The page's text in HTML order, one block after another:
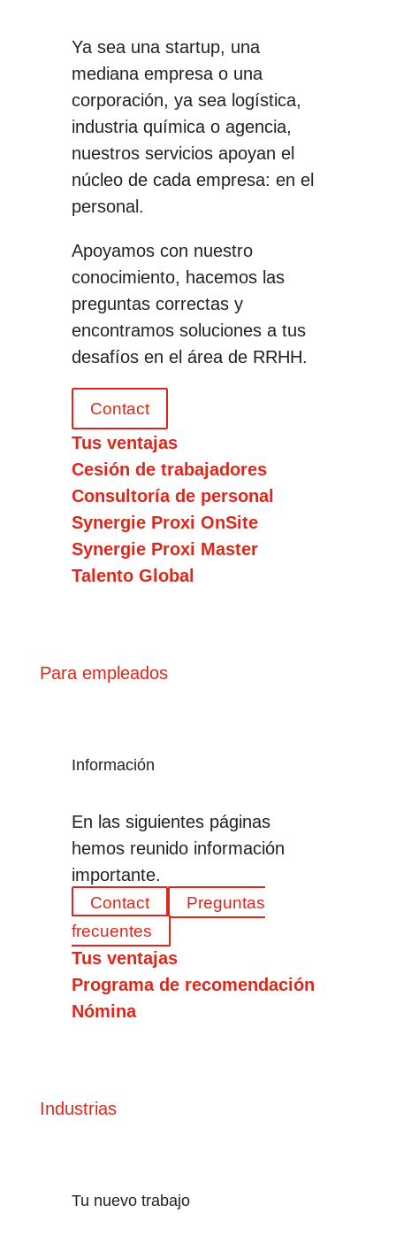
Ya sea una startup, una
mediana empresa o una
corporación, ya sea logística,
industria química o agencia,
nuestros servicios apoyan el
núcleo de cada empresa: en el
personal.
Apoyamos con nuestro
conocimiento, hacemos las
preguntas correctas y
encontramos soluciones a tus
desafíos en el área de RRHH.
Contact
Tus ventajas
Cesión de trabajadores
Consultoría de personal
Synergie Proxi OnSite
Synergie Proxi Master
Talento Global
Para empleados
Información
En las siguientes páginas
hemos reunido información
importante.
Contact
Preguntas
frecuentes
Tus ventajas
Programa de recomendación
Nómina
Industrias
Tu nuevo trabajo